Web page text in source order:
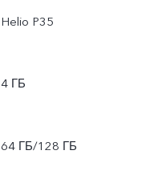
Helio P35
4 ГБ
64 ГБ/128 ГБ